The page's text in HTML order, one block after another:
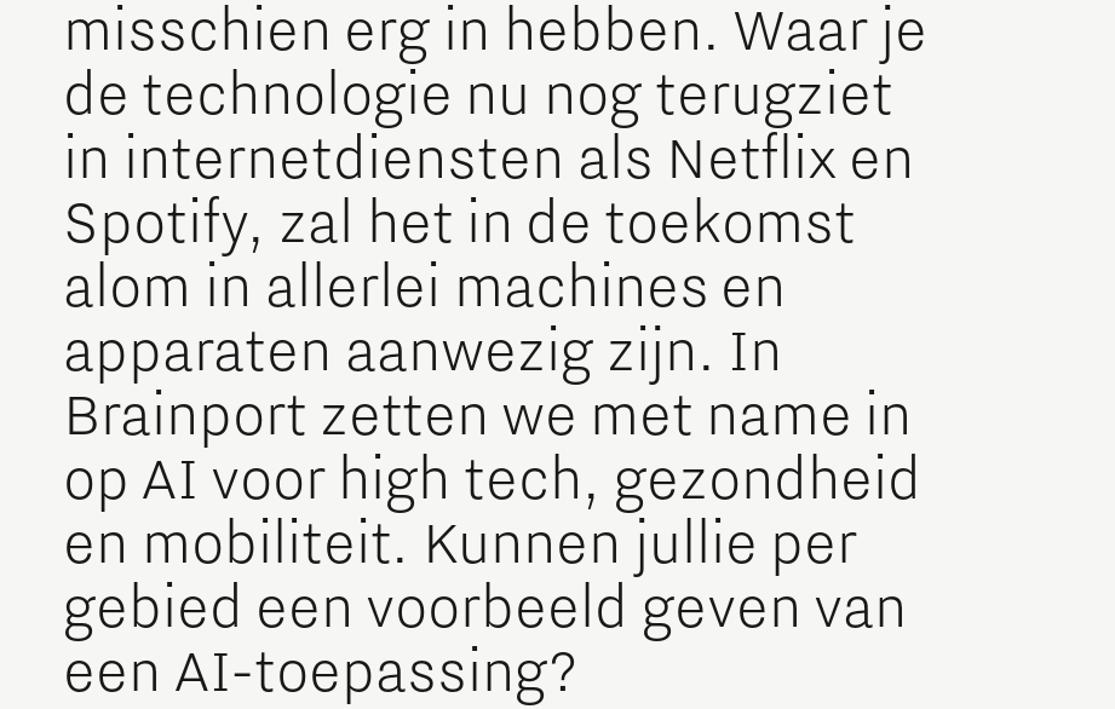
misschien erg in hebben. Waar je
de technologie nu nog terugziet
in internetdiensten als Netflix en
Spotify, zal het in de toekomst
alom in allerlei machines en
apparaten aanwezig zijn. In
Brainport zetten we met name in
op AI voor high tech, gezondheid
en mobiliteit. Kunnen jullie per
gebied een voorbeeld geven van
een AI-toepassing?